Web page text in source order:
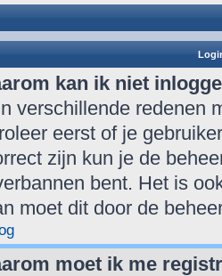
kan ik niet
verschillende redenen
eerst of je
zijn kun je de
bent. Het is
moet dit door de
moet ik me